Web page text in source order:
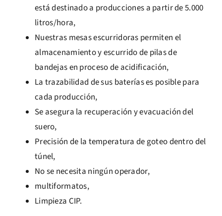
está destinado a producciones a partir de 5.000
litros/hora,
Nuestras mesas escurridoras permiten el
almacenamiento y escurrido de pilas de
bandejas en proceso de acidificación,
La trazabilidad de sus baterías es posible para
cada producción,
Se asegura la recuperación y evacuación del
suero,
Precisión de la temperatura de goteo dentro del
túnel,
No se necesita ningún operador,
multiformatos,
Limpieza CIP.